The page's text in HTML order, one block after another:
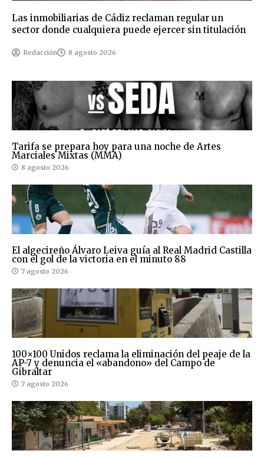
Las inmobiliarias de Cádiz reclaman regular un
sector donde cualquiera puede ejercer sin titulación
Redacción 8 agosto 2026
Tarifa se prepara hoy para una noche de Artes
Marciales Mixtas (MMA)
8 agosto 2026
El algecireño Álvaro Leiva guía al Real Madrid Castilla
con el gol de la victoria en el minuto 88
7 agosto 2026
100×100 Unidos reclama la eliminación del peaje de la
AP-7 y denuncia el «abandono» del Campo de
Gibraltar
7 agosto 2026